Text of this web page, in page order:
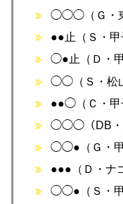
◯◯◯（Ｇ・東
●●止（Ｓ・甲
◯●止（Ｄ・甲
◯◯（Ｓ・松
●●◯（Ｃ・甲
◯◯◯（DB・
◯◯●（Ｇ・甲
●●●（Ｄ・ナ
◯◯●（Ｓ・甲